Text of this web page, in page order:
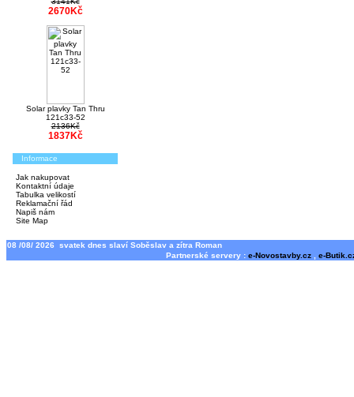
2670Kč
Solar plavky Tan Thru
121c33-52
2136Kč
1837Kč
Informace
Jak nakupovat
Kontaktní údaje
Tabulka velikostí
Reklamační řád
Napiš nám
Site Map
08 /08/ 2026 svatek dnes slaví Soběslav a zítra Roman
Partnerské servery : e-Novostavby.cz e-